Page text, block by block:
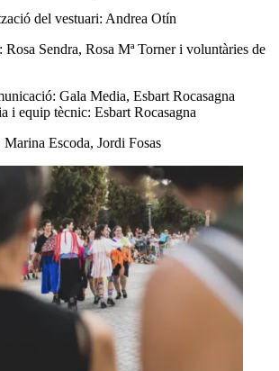
del vestuari: Andrea Otín
Sendra, Rosa Mª Torner i voluntàries de
Gala Media, Esbart Rocasagna
i equip tècnic: Esbart Rocasagna
Escoda, Jordi Fosas